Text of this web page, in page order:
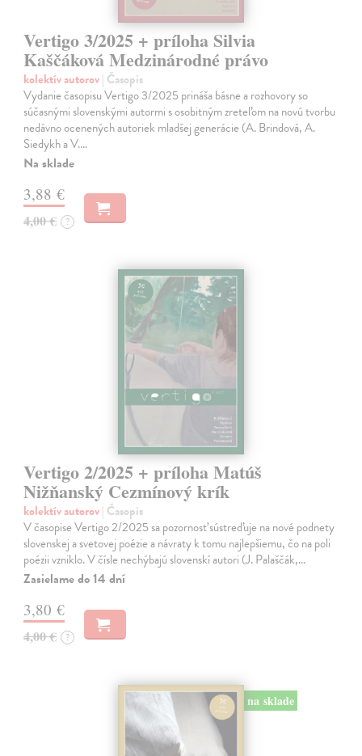
Vertigo 3/2025 + príloha Silvia
Kaščáková Medzinárodné právo
kolektív autorov| Časopis
Vydanie časopisu Vertigo 3/2025 prináša básne a rozhovory so
súčasnými slovenskými autormi s osobitným zreteľom na novú tvorbu
nedávno ocenených autoriek mladšej generácie (A. Brindová, A.
Siedykh a V.…
Na sklade
3,88 €
4,00 € ?
Vertigo 2/2025 + príloha Matúš
Nižňanský Cezmínový krík
kolektív autorov| Časopis
V časopise Vertigo 2/2025 sa pozornosť sústreďuje na nové podnety
slovenskej a svetovej poézie a návraty k tomu najlepšiemu, čo na poli
poézii vzniklo. V čísle nechýbajú slovenskí autori (J. Palaščák,…
Zasielame do 14 dní
3,80 €
4,00 € ?
na sklade